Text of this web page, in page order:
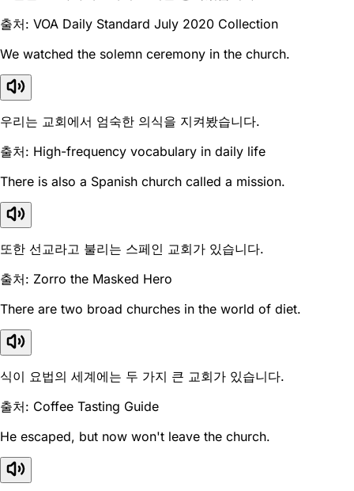
출처: VOA Daily Standard July 2020 Collection
We watched the solemn ceremony in the church.
우리는 교회에서 엄숙한 의식을 지켜봤습니다.
출처: High-frequency vocabulary in daily life
There is also a Spanish church called a mission.
또한 선교라고 불리는 스페인 교회가 있습니다.
출처: Zorro the Masked Hero
There are two broad churches in the world of diet.
식이 요법의 세계에는 두 가지 큰 교회가 있습니다.
출처: Coffee Tasting Guide
He escaped, but now won't leave the church.